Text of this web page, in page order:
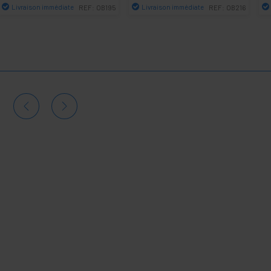
Livraison immédiate REF: OB195 Livraison immédiate REF: OB216